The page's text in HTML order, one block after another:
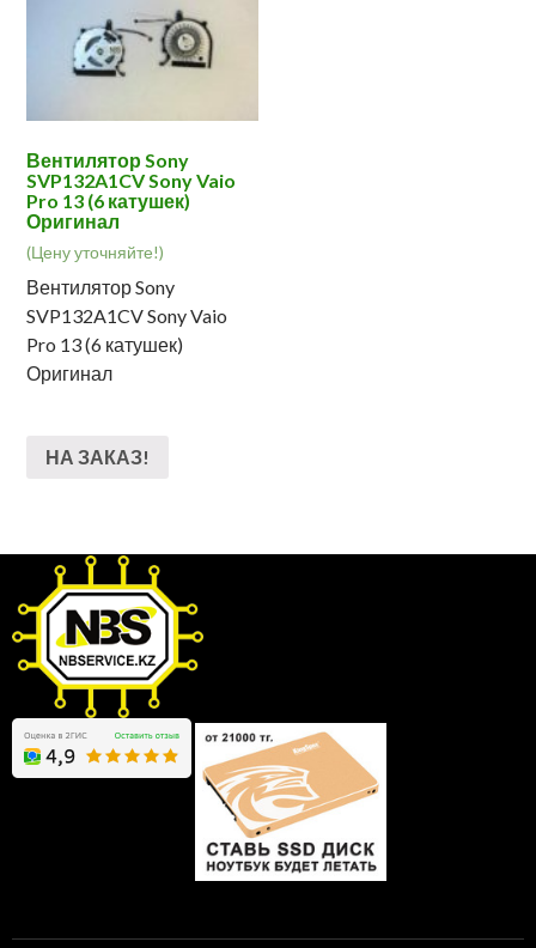
Вентилятор Sony
SVP132A1CV Sony Vaio
Pro 13 (6 катушек)
Оригинал
(Цену уточняйте!)
Вентилятор Sony
SVP132A1CV Sony Vaio
Pro 13 (6 катушек)
Оригинал
НА ЗАКАЗ!